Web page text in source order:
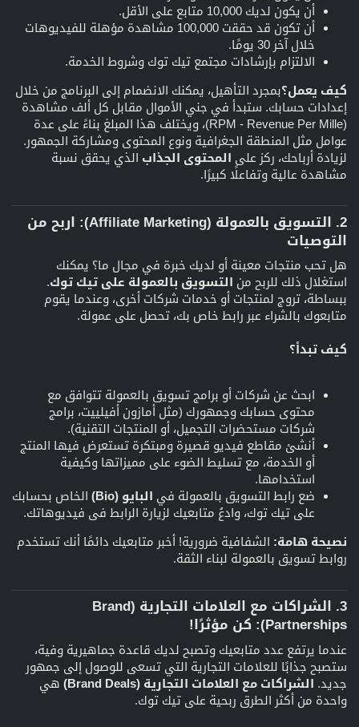
أن يكون لديك 10,000 متابع على الأقل.
أن تكون قد حققت 100,000 مشاهدة مؤهلة للفيديوهات
خلال آخر 30 يومًا.
الالتزام بإرشادات مجتمع تيك توك وشروط الخدمة.
كيف يعمل؟بمجرد التأهيل، يمكنك الانضمام إلى البرنامج من خلال
إعدادات حسابك. ستبدأ في جني الأموال مقابل كل ألف مشاهدة
(RPM - Revenue Per Mille)، ويختلف هذا المبلغ بناءً على عدة
عوامل مثل المنطقة الجغرافية ونوع المحتوى ومشاركة الجمهور.
لزيادة أرباحك، ركز على المحتوى الجذاب الذي يحقق نسبة
مشاهدة عالية وتفاعلًا كبيرًا.
2. التسويق بالعمولة (Affiliate Marketing): اربح من
التوصيات​
هل تحب منتجات معينة أو لديك خبرة في مجال ما؟ يمكنك
استغلال ذلك للربح من التسويق بالعمولة على تيك توك.
ببساطة، تروج لمنتجات أو خدمات شركات أخرى، وعندما يقوم
متابعوك بالشراء عبر رابط خاص بك، تحصل على عمولة.
كيف تبدأ؟
ابحث عن شركات أو برامج تسويق بالعمولة تتوافق مع
محتوى حسابك وجمهورك (مثل أمازون أفيلييت، برامج
شركات مستحضرات التجميل، أو المنتجات التقنية).
أنشئ مقاطع فيديو قصيرة ومبتكرة تستعرض فيها المنتج
أو الخدمة، مع تسليط الضوء على مميزاتها وكيفية
استخدامها.
ضع رابط التسويق بالعمولة في البايو (Bio)
الخاص بحسابك
على تيك توك، وادعُ متابعيك لزيارة الرابط في فيديوهاتك.
نصيحة هامة: الشفافية ضرورية! أخبر متابعيك دائمًا أنك تستخدم
روابط تسويق بالعمولة لبناء الثقة.
3. الشراكات مع العلامات التجارية (Brand
Partnerships): كن مؤثرًا!​
عندما يرتفع عدد متابعيك وتصبح لديك قاعدة جماهيرية وفية،
ستصبح جذابًا للعلامات التجارية التي تسعى للوصول إلى جمهور
جديد. الشراكات مع العلامات التجارية (Brand Deals)
هي
واحدة من أكثر الطرق ربحية على تيك توك.